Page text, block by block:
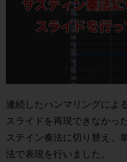
連続したハンマリングによ
スライドを再現できなかっ
ステイン奏法に切り替え、
法で表現を行いました。